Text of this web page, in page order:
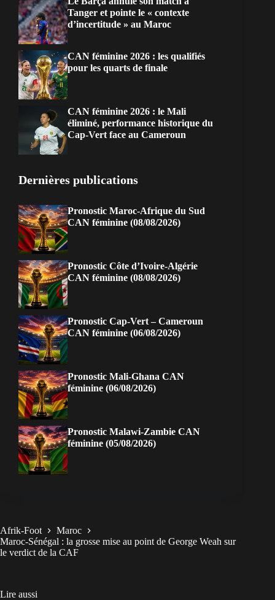
Tanger et pointe le « contexte
d’incertitude » au Maroc
CAN féminine 2026 : les qualifiés
pour les quarts de finale
CAN féminine 2026 : le Mali
éliminé, performance historique du
Cap-Vert face au Cameroun
Dernières publications
Pronostic Maroc-Afrique du Sud
CAN féminine (08/08/2026)
Pronostic Côte d’Ivoire-Algérie
CAN féminine (08/08/2026)
Pronostic Cap-Vert – Cameroun
CAN féminine (06/08/2026)
Pronostic Mali-Ghana CAN
féminine (06/08/2026)
Pronostic Malawi-Zambie CAN
féminine (05/08/2026)
Afrik-Foot
Maroc
Maroc-Sénégal : la grosse mise au point de George Weah sur
le verdict de la CAF
Lire aussi